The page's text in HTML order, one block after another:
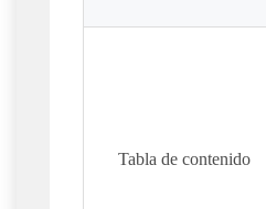
Tabla de contenido